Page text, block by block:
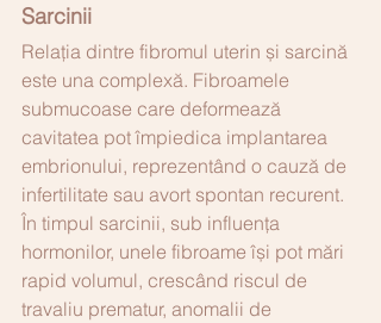
Sarcinii
Relația dintre fibromul uterin și sarcină
este una complexă. Fibroamele
submucoase care deformează
cavitatea pot împiedica implantarea
embrionului, reprezentând o cauză de
infertilitate sau avort spontan recurent.
În timpul sarcinii, sub influența
hormonilor, unele fibroame își pot mări
rapid volumul, crescând riscul de
travaliu prematur, anomalii de